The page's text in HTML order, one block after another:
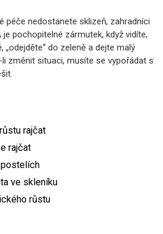
péče nedostanete sklizeň, zahradníci
je pochopitelné zármutek, když vidíte,
do zeleně a dejte malý
změnit situaci, musíte se vypořádat s
rajčat
rajčat
ve skleníku
růstu